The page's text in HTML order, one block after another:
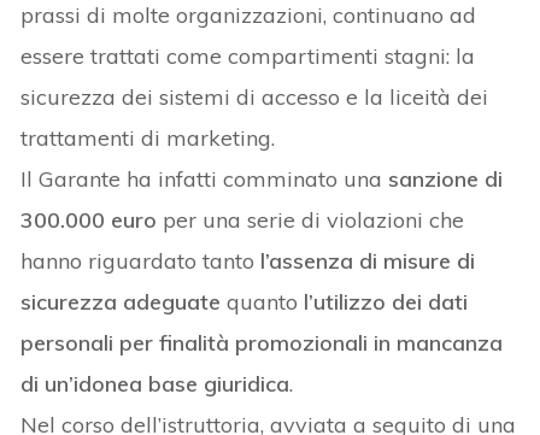
prassi di molte organizzazioni, continuano ad
essere trattati come compartimenti stagni: la
sicurezza dei sistemi di accesso e la liceità dei
trattamenti di marketing.
Il Garante ha infatti comminato una sanzione di
300.000 euro per una serie di violazioni che
hanno riguardato tanto l’assenza di misure di
sicurezza adeguatequanto l’utilizzo dei dati
personali per finalità promozionali in mancanza
di un’idonea base giuridica.
Nel corso dell’istruttoria, avviata a seguito di una